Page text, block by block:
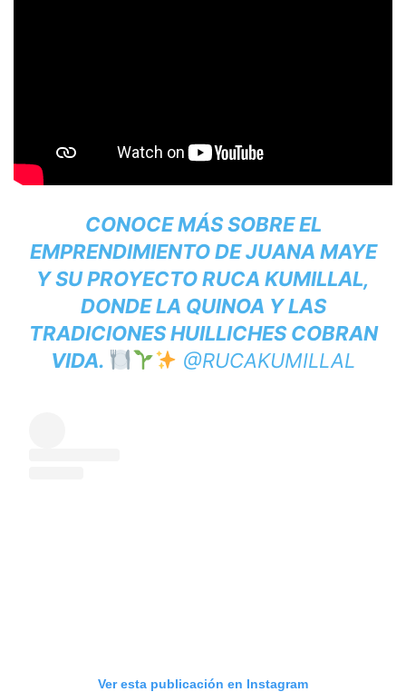
CONOCE MÁS SOBRE EL
EMPRENDIMIENTO DE JUANA MAYE
Y SU PROYECTORUCA KUMILLAL,
DONDE LA QUINOA Y LAS
TRADICIONES HUILLICHES COBRAN
VIDA.
@RUCAKUMILLAL
Ver esta publicación en Instagram